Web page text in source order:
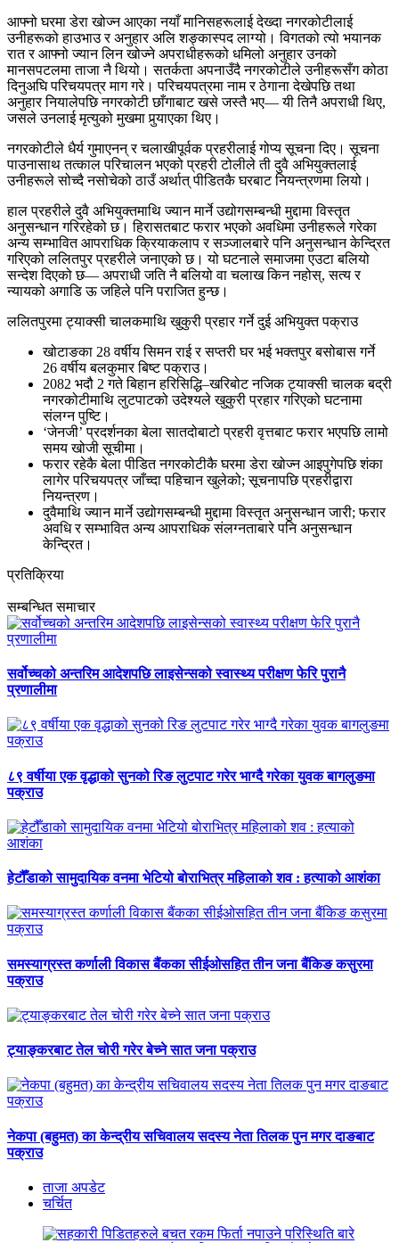
आफ्नो घरमा डेरा खोज्न आएका नयाँ मानिसहरूलाई देख्दा नगरकोटीलाई
उनीहरूको हाउभाउ र अनुहार अलि शङ्कास्पद लाग्यो। विगतको त्यो भयानक
रात र आफ्नो ज्यान लिन खोज्ने अपराधीहरूको धमिलो अनुहार उनको
मानसपटलमा ताजा नै थियो। सतर्कता अपनाउँदै नगरकोटीले उनीहरूसँग कोठा
दिनुअघि परिचयपत्र माग गरे। परिचयपत्रमा नाम र ठेगाना देखेपछि तथा
अनुहार नियालेपछि नगरकोटी छाँगाबाट खसे जस्तै भए— यी तिनै अपराधी थिए,
जसले उनलाई मृत्युको मुखमा पुर्‍याएका थिए।
नगरकोटीले धैर्य गुमाएनन् र चलाखीपूर्वक प्रहरीलाई गोप्य सूचना दिए। सूचना
पाउनासाथ तत्काल परिचालन भएको प्रहरी टोलीले ती दुवै अभियुक्तलाई
उनीहरूले सोच्दै नसोचेको ठाउँ अर्थात् पीडितकै घरबाट नियन्त्रणमा लियो।
हाल प्रहरीले दुवै अभियुक्तमाथि ज्यान मार्ने उद्योगसम्बन्धी मुद्दामा विस्तृत
अनुसन्धान गरिरहेको छ। हिरासतबाट फरार भएको अवधिमा उनीहरूले गरेका
अन्य सम्भावित आपराधिक क्रियाकलाप र सञ्जालबारे पनि अनुसन्धान केन्द्रित
गरिएको ललितपुर प्रहरीले जनाएको छ। यो घटनाले समाजमा एउटा बलियो
सन्देश दिएको छ— अपराधी जति नै बलियो वा चलाख किन नहोस्, सत्य र
न्यायको अगाडि ऊ जहिले पनि पराजित हुन्छ।
ललितपुरमा ट्याक्सी चालकमाथि खुकुरी प्रहार गर्ने दुई अभियुक्त पक्राउ
खोटाङका 28 वर्षीय सिमन राई र सप्तरी घर भई भक्तपुर बसोबास गर्ने
26 वर्षीय बलकुमार बिष्ट पक्राउ।
2082 भदौ 2 गते बिहान हरिसिद्धि–खरिबोट नजिक ट्याक्सी चालक बद्री
नगरकोटीमाथि लुटपाटको उदेश्यले खुकुरी प्रहार गरिएको घटनामा
संलग्न पुष्टि।
‘जेनजी’ प्रदर्शनका बेला सातदोबाटो प्रहरी वृत्तबाट फरार भएपछि लामो
समय खोजी सूचीमा।
फरार रहेकै बेला पीडित नगरकोटीकै घरमा डेरा खोज्न आइपुगेपछि शंका
लागेर परिचयपत्र जाँच्दा पहिचान खुलेको; सूचनापछि प्रहरीद्वारा
नियन्त्रण।
दुवैमाथि ज्यान मार्ने उद्योगसम्बन्धी मुद्दामा विस्तृत अनुसन्धान जारी; फरार
अवधि र सम्भावित अन्य आपराधिक संलग्नताबारे पनि अनुसन्धान
केन्द्रित।
प्रतिक्रिया
सम्बन्धित समाचार
सर्वोच्चको अन्तरिम आदेशपछि लाइसेन्सको स्वास्थ्य परीक्षण फेरि पुरानै
प्रणालीमा
८९ वर्षीया एक वृद्धाको सुनको रिङ लुटपाट गरेर भाग्दै गरेका युवक बागलुङमा
पक्राउ
हेटौँडाको सामुदायिक वनमा भेटियो बोराभित्र महिलाको शव : हत्याको आशंका
समस्याग्रस्त कर्णाली विकास बैंकका सीईओसहित तीन जना बैंकिङ कसुरमा
पक्राउ
ट्याङ्करबाट तेल चोरी गरेर बेच्ने सात जना पक्राउ
नेकपा (बहुमत) का केन्द्रीय सचिवालय सदस्य नेता तिलक पुन मगर दाङबाट
पक्राउ
ताजा अपडेट
चर्चित